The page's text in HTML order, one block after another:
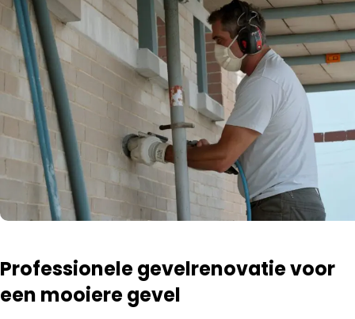
Professionele gevelrenovatie voor
een mooiere gevel